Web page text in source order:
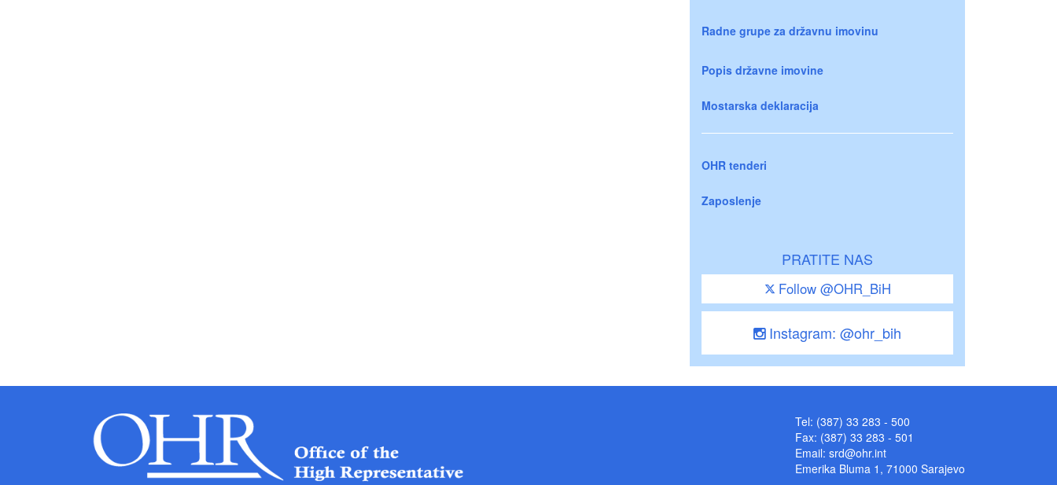
Radne grupe za državnu imovinu
Popis državne imovine
Mostarska deklaracija
OHR tenderi
Zaposlenje
PRATITE NAS
Follow @OHR_BiH
Instagram: @ohr_bih
Tel: (387) 33 283 - 500
Fax: (387) 33 283 - 501
Email: srd@ohr.int
Emerika Bluma 1, 71000 Sarajevo